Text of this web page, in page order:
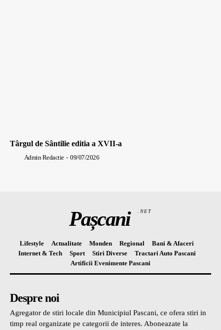
Târgul de Sântilie editia a XVII-a
Admin Redactie - 09/07/2026
Pașcani .NET
Lifestyle Actualitate Monden Regional
Bani & Afaceri
Internet & Tech
Sport Stiri Diverse
Tractari Auto Pascani
Artificii Evenimente Pascani
Despre noi
Agregator de stiri locale din Municipiul Pascani, ce ofera stiri in
timp real organizate pe categorii de interes. Aboneazate la